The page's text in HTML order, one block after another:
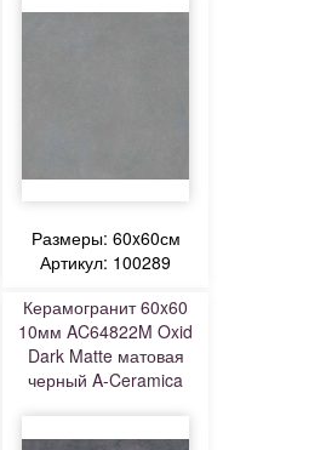
Размеры: 60x60см
Артикул: 100289
Керамогранит 60x60
10мм AC64822M Oxid
Dark Matte матовая
черный A-Ceramica